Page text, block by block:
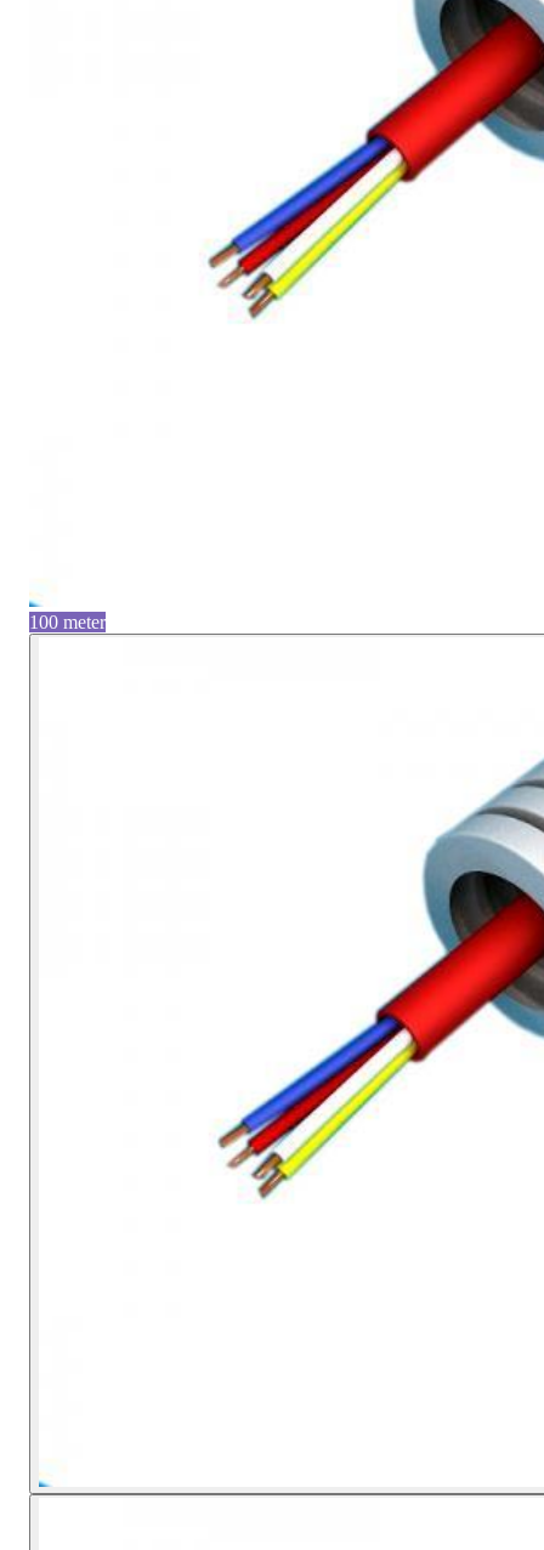
100 meter